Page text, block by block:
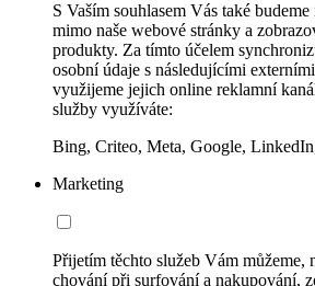
S Vaším souhlasem Vás také
mimo naše webové stránky a
produkty. Za tímto účelem
osobní údaje s následujícími
využijeme jejich online reklamní
služby využíváte:
Bing, Criteo, Meta, Google,
Marketing
Přijetím těchto služeb Vám můžeme,
chování při surfování a nakupování,